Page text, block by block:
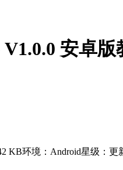
安卓版
KB环境：Android星级： 更